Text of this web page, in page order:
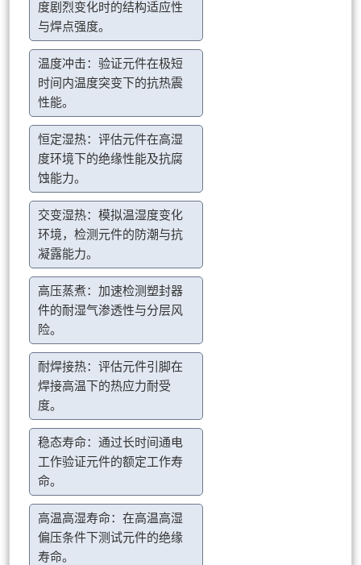
度剧烈变化时的结构适应性
与焊点强度。
温度冲击：验证元件在极短
时间内温度突变下的抗热震
性能。
恒定湿热：评估元件在高湿
度环境下的绝缘性能及抗腐
蚀能力。
交变湿热：模拟温湿度变化
环境，检测元件的防潮与抗
凝露能力。
高压蒸煮：加速检测塑封器
件的耐湿气渗透性与分层风
险。
耐焊接热：评估元件引脚在
焊接高温下的热应力耐受
度。
稳态寿命：通过长时间通电
工作验证元件的额定工作寿
命。
高温高湿寿命：在高温高湿
偏压条件下测试元件的绝缘
寿命。